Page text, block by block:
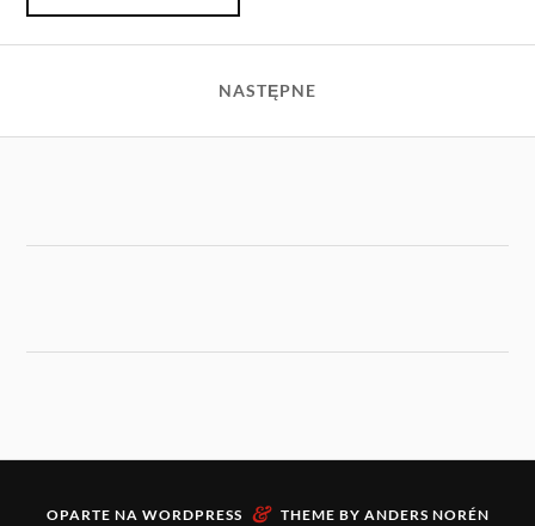
NASTĘPNE
OPARTE NA WORDPRESS & THEME BY ANDERS NORÉN